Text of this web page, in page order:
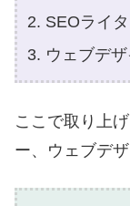
SEOライ
ウェブデ
ここで取り上
ー、ウェブデ